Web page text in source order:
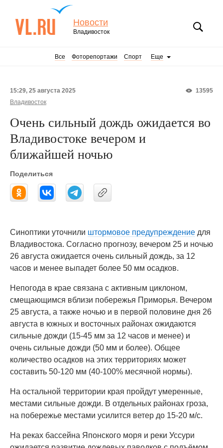
Новости
Владивосток
Все Фоторепортажи Спорт Еще
13595
15:29, 25 августа 2025
Владивосток
Очень сильный дождь ожидается во
Владивостоке вечером и
ближайшей ночью
Поделиться
Синоптики уточнили штормовое предупреждение для
Владивостока. Согласно прогнозу, вечером 25 и ночью
26 августа ожидается очень сильный дождь, за 12
часов и менее выпадет более 50 мм осадков.
Непогода в крае связана с активным циклоном,
смещающимся вблизи побережья Приморья. Вечером
25 августа, а также ночью и в первой половине дня 26
августа в южных и восточных районах ожидаются
сильные дожди (15-45 мм за 12 часов и менее) и
очень сильные дожди (50 мм и более). Общее
количество осадков на этих территориях может
составить 50-120 мм (40-100% месячной нормы).
На остальной территории края пройдут умеренные,
местами сильные дожди. В отдельных районах гроза,
на побережье местами усилится ветер до 15-20 м/с.
На реках бассейна Японского моря и реки Уссури